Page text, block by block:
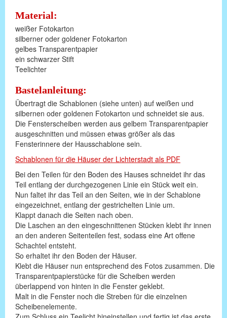
Material:
weißer Fotokarton
silberner oder goldener Fotokarton
gelbes Transparentpapier
ein schwarzer Stift
Teelichter
Bastelanleitung:
Übertragt die Schablonen (siehe unten) auf weißen und
silbernen oder goldenen Fotokarton und schneidet sie aus.
Die Fensterscheiben werden aus gelbem Transparentpapier
ausgeschnitten und müssen etwas größer als das
Fensterinnere der Hausschablone sein.
Schablonen für die Häuser der Lichterstadt als PDF
Bei den Teilen für den Boden des Hauses schneidet ihr das
Teil entlang der durchgezogenen Linie ein Stück weit ein.
Nun faltet ihr das Teil an den Seiten, wie in der Schablone
eingezeichnet, entlang der gestrichelten Linie um.
Klappt danach die Seiten nach oben.
Die Laschen an den eingeschnittenen Stücken klebt ihr innen
an den anderen Seitenteilen fest, sodass eine Art offene
Schachtel entsteht.
So erhaltet ihr den Boden der Häuser.
Klebt die Häuser nun entsprechend des Fotos zusammen. Die
Transparentpapierstücke für die Scheiben werden
überlappend von hinten in die Fenster geklebt.
Malt in die Fenster noch die Streben für die einzelnen
Scheibenelemente.